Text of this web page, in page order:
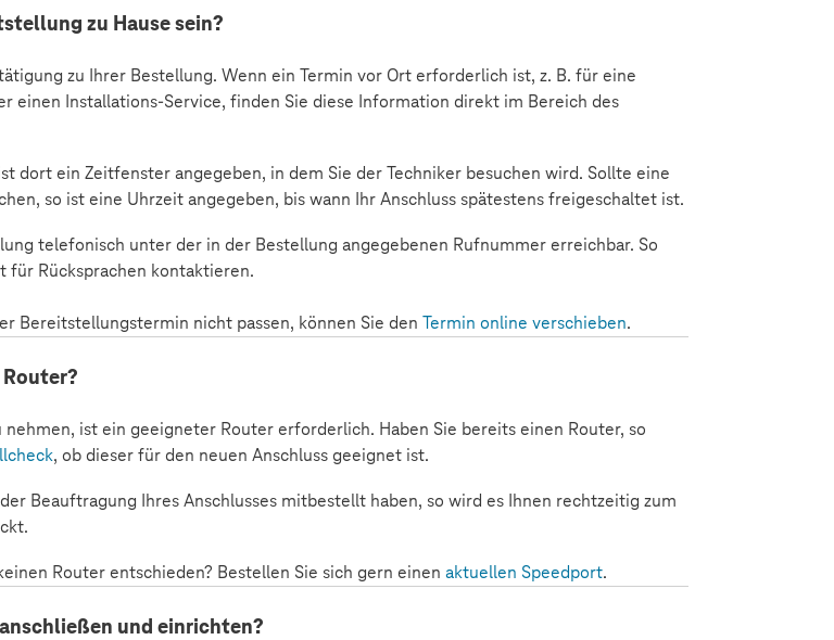
zu Hause sein?
zu Ihrer Bestellung. Wenn ein Termin vor Ort erforderlich ist, z. B. für eine
einen Installations-Service, finden Sie diese Information direkt im Bereich des
dort ein Zeitfenster angegeben, in dem Sie der Techniker besuchen wird. Sollte eine
so ist eine Uhrzeit angegeben, bis wann Ihr Anschluss spätestens freigeschaltet ist.
telefonisch unter der in der Bestellung angegebenen Rufnummer erreichbar. So
für Rücksprachen kontaktieren.
Bereitstellungstermin nicht passen, können Sie den Termin online verschieben.
nehmen, ist ein geeigneter Router erforderlich. Haben Sie bereits einen Router, so
, ob dieser für den neuen Anschluss geeignet ist.
Beauftragung Ihres Anschlusses mitbestellt haben, so wird es Ihnen rechtzeitig zum
Router entschieden? Bestellen Sie sich gern einen aktuellen Speedport.
und einrichten?